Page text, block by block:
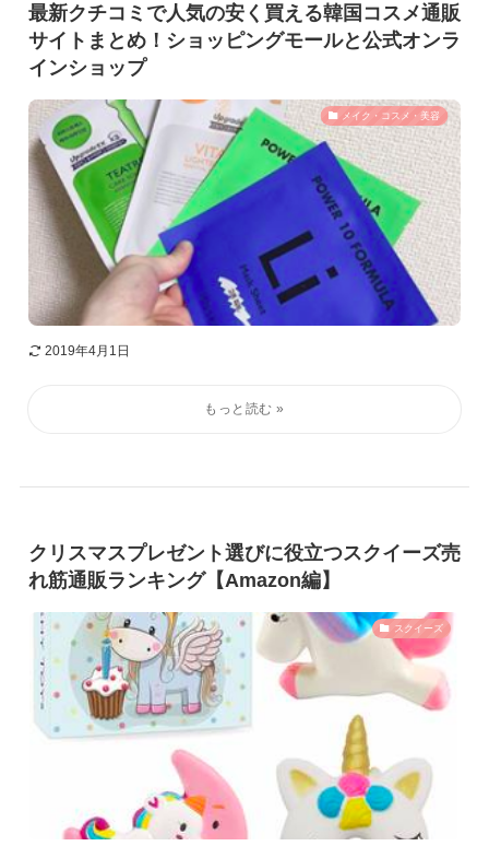
最新クチコミで人気の安く買える韓国コスメ通販
サイトまとめ！ショッピングモールと公式オンラ
インショップ
メイク・コスメ・美容
2019年4月1日
クリスマスプレゼント選びに役立つスクイーズ売
れ筋通販ランキング【Amazon編】
スクイーズ